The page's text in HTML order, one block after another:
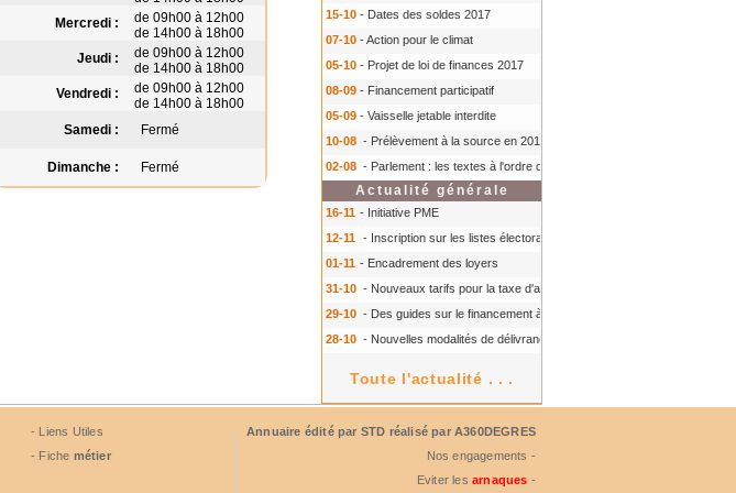
15-10 - Dates des soldes 2017
07-10 - Action pour le climat
05-10 - Projet de loi de finances 2017
08-09 - Financement participatif
05-09 - Vaisselle jetable interdite
10-08 - Prélèvement à la source en 2018
02-08 - Parlement : les textes à l'ordre du jour à l'automne 2016
Actualité générale
16-11 - Initiative PME
12-11 - Inscription sur les listes électorales : comment faire ?
01-11 - Encadrement des loyers
31-10 - Nouveaux tarifs pour la taxe d'aéroport
29-10 - Des guides sur le financement à court terme des TPE
28-10 - Nouvelles modalités de délivrance du Certiphyto
Toute l'actualité . . .
Mercredi :
de 09h00 à 12h00
de 14h00 à 18h00
Jeudi :
de 09h00 à 12h00
de 14h00 à 18h00
Vendredi :
de 09h00 à 12h00
de 14h00 à 18h00
Samedi :
Fermé
Dimanche : Fermé
- Liens Utiles
- Fiche métier
Annuaire édité par STD réalisé par A360DEGRES
Nos engagements -
Eviter les arnaques -